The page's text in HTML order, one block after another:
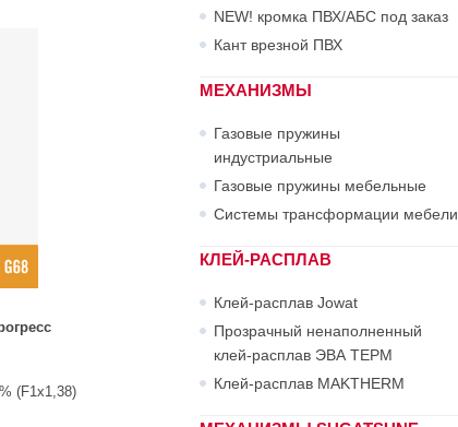
(F1x1,38)
NEW! кромка ПВХ/АБС под заказ
Кант врезной ПВХ
МЕХАНИЗМЫ
Газовые пружины
индустриальные
Газовые пружины мебельные
Системы трансформации мебели
КЛЕЙ-РАСПЛАВ
Клей-расплав Jowat
Прозрачный ненаполненный
клей-расплав ЭВА ТЕРМ
Клей-расплав MAKTHERM